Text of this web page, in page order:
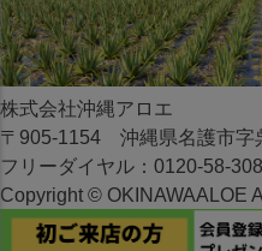
株式会社沖縄アロエ
〒905-1154 沖縄県名護市字
フリーダイヤル：0120-58-
Copyright © OKINAWAALOE